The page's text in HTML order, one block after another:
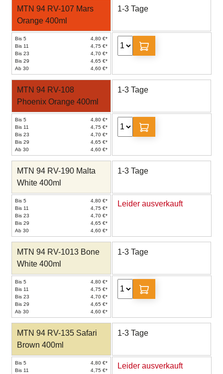
MTN 94 RV-107 Mars
Orange 400ml
1-3 Tage
Bis 5
4,80 €*
Bis 11
4,75 €*
Bis 23
4,70 €*
Bis 29
4,65 €*
Ab 30
4,60 €*
MTN 94 RV-108
Phoenix Orange 400ml
1-3 Tage
Bis 5
4,80 €*
Bis 11
4,75 €*
Bis 23
4,70 €*
Bis 29
4,65 €*
Ab 30
4,60 €*
MTN 94 RV-190 Malta
White 400ml
1-3 Tage
Bis 5
4,80 €*
Bis 11
4,75 €*
Bis 23
4,70 €*
Bis 29
4,65 €*
Ab 30
4,60 €*
Leider ausverkauft
MTN 94 RV-1013 Bone
White 400ml
1-3 Tage
Bis 5
4,80 €*
Bis 11
4,75 €*
Bis 23
4,70 €*
Bis 29
4,65 €*
Ab 30
4,60 €*
MTN 94 RV-135 Safari
Brown 400ml
1-3 Tage
Bis 5
4,80 €*
Bis 11
4,75 €*
Leider ausverkauft